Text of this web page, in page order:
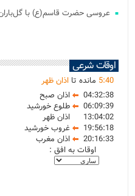
عروسی حضرت قاسم(ع) با
اوقات شرعی
5:40 مانده تااذان ظهر
04:32:38
اذان صبح
06:09:39
طلوع خورشید
13:04:02
اذان ظهر
19:56:18
غروب خورشید
20:16:33
اذان مغرب
اوقات به افق :